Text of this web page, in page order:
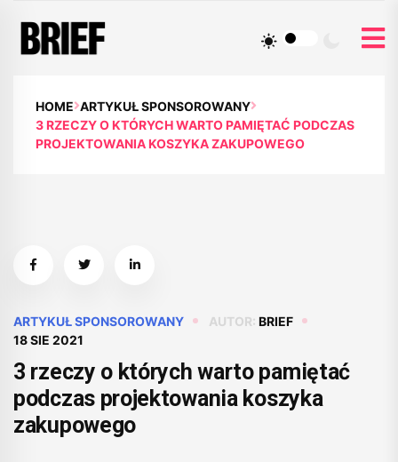
HOME ARTYKUŁ SPONSOROWANY
3 RZECZY O KTÓRYCH WARTO PAMIĘTAĆ PODCZAS
PROJEKTOWANIA KOSZYKA ZAKUPOWEGO
ARTYKUŁ SPONSOROWANY AUTOR: BRIEF
18 SIE 2021
3 rzeczy o których warto pamiętać
podczas projektowania koszyka
zakupowego